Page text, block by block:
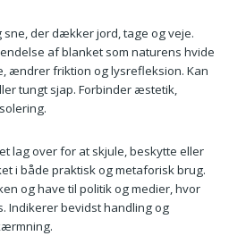
sne, der dækker jord, tage og veje.
af blanket som naturens hvide
ændrer friktion og lysrefleksion. Kan
tungt sjap. Forbinder æstetik,
lag over for at skjule, beskytte eller
i både praktisk og metaforisk brug.
og have til politik og medier, hvor
Indikerer bevidst handling og